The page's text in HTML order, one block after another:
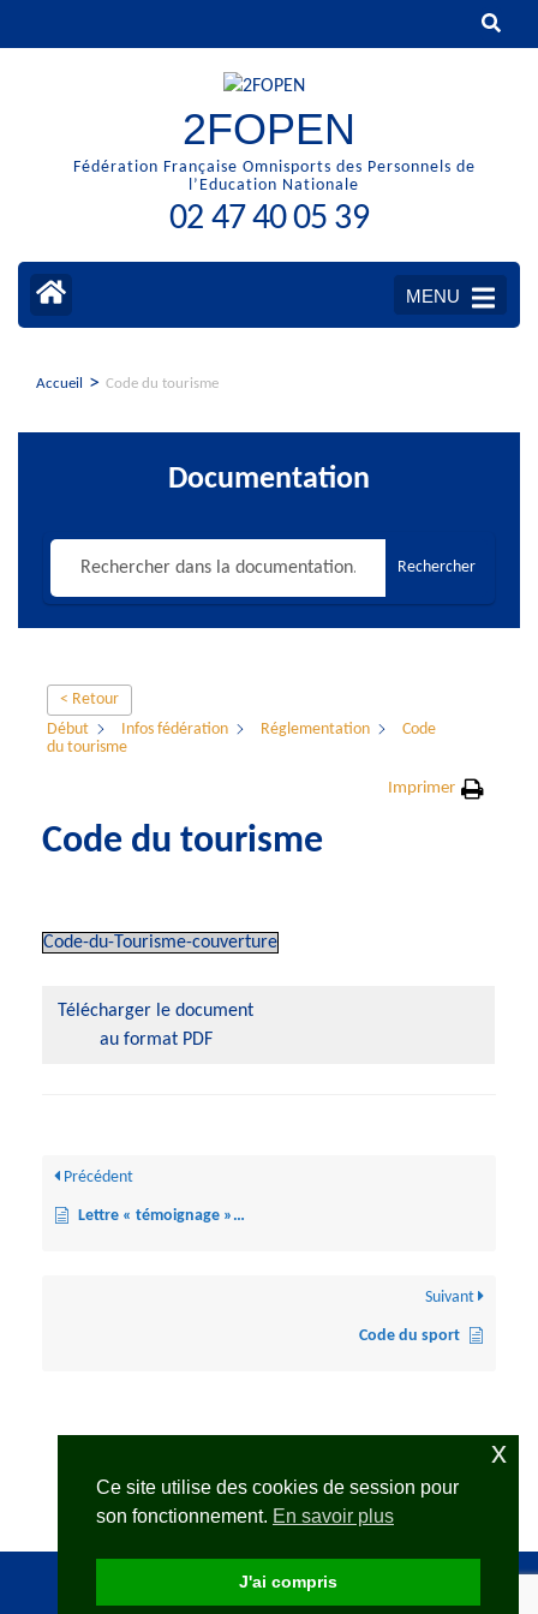
2FOPEN
Fédération Française Omnisports des Personnels de
l’Education Nationale
02 47 40 05 39
MENU
Accueil > Code du tourisme
Documentation
Rechercher
< Retour
Début
Infos fédération Réglementation
Code
du tourisme
Imprimer
Code du tourisme
Code-du-Tourisme-couverture
Télécharger le document
au format PDF
Précédent
Lettre « témoignage »…
Suivant
Code du sport
Ce site utilise des cookies de session pour
son fonctionnement. En savoir plus
J'ai compris
x